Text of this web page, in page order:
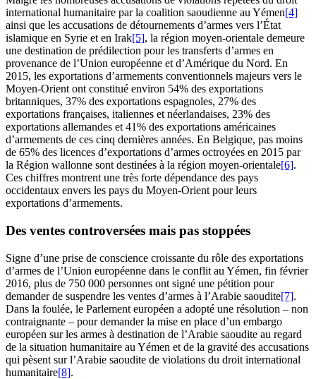
international humanitaire par la coalition saoudienne au Yémen[4]
ainsi que les accusations de détournements d’armes vers l’État
islamique en Syrie et en Irak[5], la région moyen-orientale demeure
une destination de prédilection pour les transferts d’armes en
provenance de l’Union européenne et d’Amérique du Nord. En
2015, les exportations d’armements conventionnels majeurs vers le
Moyen-Orient ont constitué environ 54% des exportations
britanniques, 37% des exportations espagnoles, 27% des
exportations françaises, italiennes et néerlandaises, 23% des
exportations allemandes et 41% des exportations américaines
d’armements de ces cinq dernières années. En Belgique, pas moins
de 65% des licences d’exportations d’armes octroyées en 2015 par
la Région wallonne sont destinées à la région moyen-orientale[6].
Ces chiffres montrent une très forte dépendance des pays
occidentaux envers les pays du Moyen-Orient pour leurs
exportations d’armements.
Des ventes controversées mais pas stoppées
Signe d’une prise de conscience croissante du rôle des exportations
d’armes de l’Union européenne dans le conflit au Yémen, fin février
2016, plus de 750 000 personnes ont signé une pétition pour
demander de suspendre les ventes d’armes à l’Arabie saoudite[7].
Dans la foulée, le Parlement européen a adopté une résolution – non
contraignante – pour demander la mise en place d’un embargo
européen sur les armes à destination de l’Arabie saoudite au regard
de la situation humanitaire au Yémen et de la gravité des accusations
qui pèsent sur l’Arabie saoudite de violations du droit international
humanitaire[8].